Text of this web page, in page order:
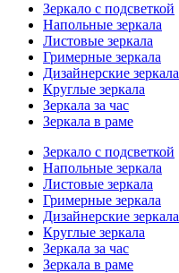
Зеркало с подсветкой
Напольные зеркала
Листовые зеркала
Гримерные зеркала
Дизайнерские зеркала
Круглые зеркала
Зеркала за час
Зеркала в раме
Зеркало с подсветкой
Напольные зеркала
Листовые зеркала
Гримерные зеркала
Дизайнерские зеркала
Круглые зеркала
Зеркала за час
Зеркала в раме